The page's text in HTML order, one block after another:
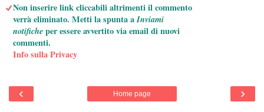
Non inserire link cliccabili altrimenti il commento
verrà eliminato. Metti la spunta aInviami
notificheper essere avvertito via email di nuovi
commenti.
Info sulla Privacy
‹ ›
Home page